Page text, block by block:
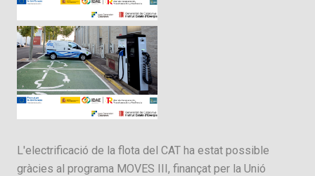
L'electrificació de la flota del CAT ha estat possible
gràcies al programa MOVES III, finançat per la Unió